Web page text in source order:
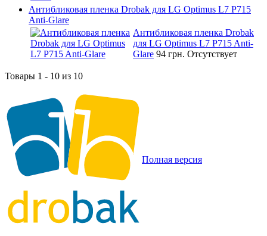
Антибликовая пленка Drobak для LG Optimus L7 P715
Anti-Glare
Антибликовая пленка Drobak
для LG Optimus L7 P715 Anti-
Glare 94 грн. Отсутствует
Товары 1 - 10 из 10
Полная версия